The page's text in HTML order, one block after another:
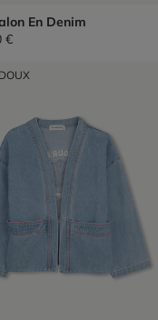
En Denim
€